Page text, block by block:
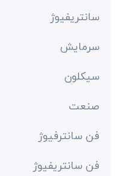
سانتریفیوژ
سرمایش
سیکلون
صنعت
فن سانترفیوژ
فن سانتریفیوژ